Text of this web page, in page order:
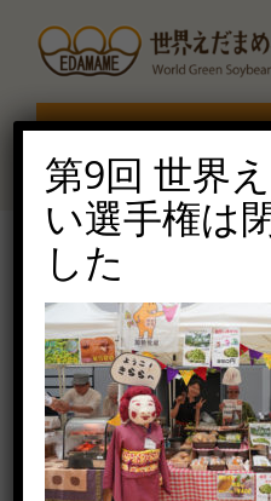
content
選手権TOP
選手権について
えだまめmarche
ルール説明
ご協賛受付
2019-16
2020年7月7日（火）
第9回 世界
い選手権は
した